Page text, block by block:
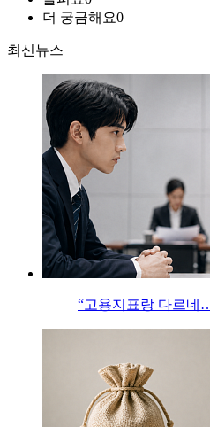
더 궁금해요0
최신뉴스
“고용지표랑 다르네